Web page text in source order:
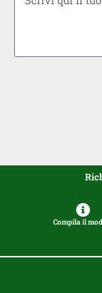
Compila il